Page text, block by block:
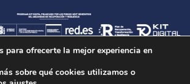
para ofrecerte la mejor experiencia en
sobre qué cookies utilizamos o